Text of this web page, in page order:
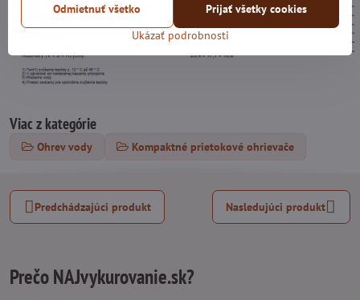
Viac z kategórie
Ohrev vody Kompaktné prietokové ohrievače
Predchádzajúci produkt Nasledujúci produkt
Prečo NAJvykurovanie.sk?
Ukázať podrobnosti
Prijať všetky cookies
Odmietnuť všetko